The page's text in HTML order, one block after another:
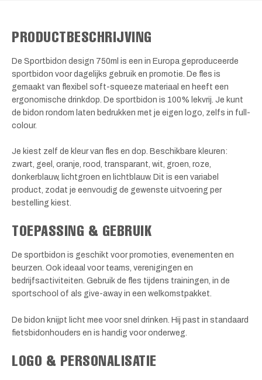
PRODUCTBESCHRIJVING
De Sportbidon design 750ml is een in Europa geproduceerde
sportbidon voor dagelijks gebruik en promotie. De fles is
gemaakt van flexibel soft-squeeze materiaal en heeft een
ergonomische drinkdop. De sportbidon is 100% lekvrij. Je kunt
de bidon rondom laten bedrukken met je eigen logo, zelfs in full-
colour.
Je kiest zelf de kleur van fles en dop. Beschikbare kleuren:
zwart, geel, oranje, rood, transparant, wit, groen, roze,
donkerblauw, lichtgroen en lichtblauw. Dit is een variabel
product, zodat je eenvoudig de gewenste uitvoering per
bestelling kiest.
TOEPASSING & GEBRUIK
De sportbidon is geschikt voor promoties, evenementen en
beurzen. Ook ideaal voor teams, verenigingen en
bedrijfsactiviteiten. Gebruik de fles tijdens trainingen, in de
sportschool of als give-away in een welkomstpakket.
De bidon knijpt licht mee voor snel drinken. Hij past in standaard
fietsbidonhouders en is handig voor onderweg.
LOGO & PERSONALISATIE